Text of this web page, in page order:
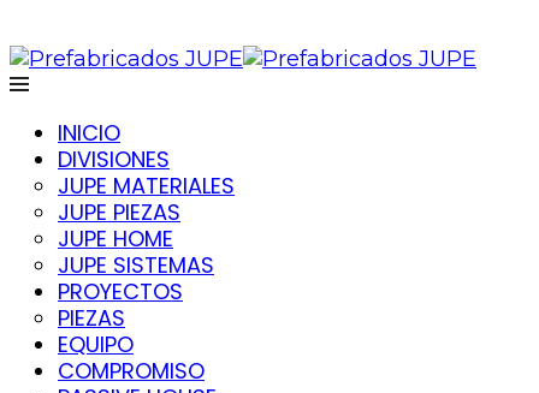
INICIO
DIVISIONES
JUPE MATERIALES
JUPE PIEZAS
JUPE HOME
JUPE SISTEMAS
PROYECTOS
PIEZAS
EQUIPO
COMPROMISO